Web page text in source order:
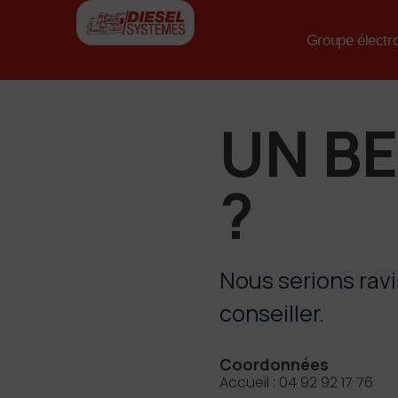
Groupe
UN
?
Nous serions
conseiller.
Coordonnées
Accueil : 04 92 92 17 76